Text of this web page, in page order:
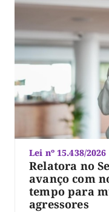
Lei nº 15.438/2026
Relatora no
avanço com
tempo para
agressores